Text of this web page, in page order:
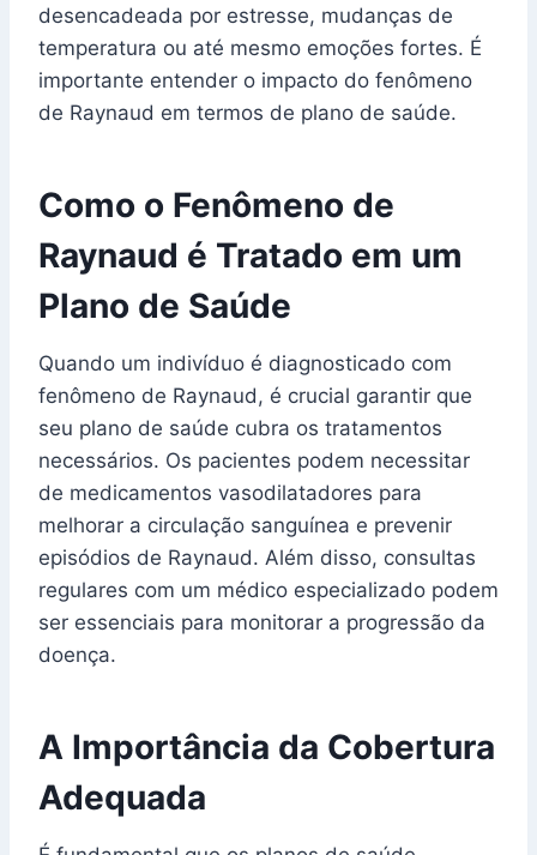
desencadeada por estresse, mudanças de
temperatura ou até mesmo emoções fortes. É
importante entender o impacto do fenômeno
de Raynaud em termos de plano de saúde.
Como o Fenômeno de
Raynaud é Tratado em um
Plano de Saúde
Quando um indivíduo é diagnosticado com
fenômeno de Raynaud, é crucial garantir que
seu plano de saúde cubra os tratamentos
necessários. Os pacientes podem necessitar
de medicamentos vasodilatadores para
melhorar a circulação sanguínea e prevenir
episódios de Raynaud. Além disso, consultas
regulares com um médico especializado podem
ser essenciais para monitorar a progressão da
doença.
A Importância da Cobertura
Adequada